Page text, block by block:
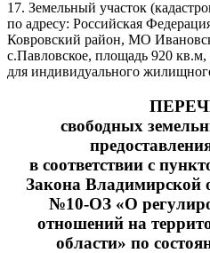
17. Земельный участок
по адресу: Российская
Ковровский район, МО
с.Павловское, площадь 920
для индивидуального
свободных
в соответствии с
Закона Владимирской
№10-ОЗ «О
отношений на
области» по